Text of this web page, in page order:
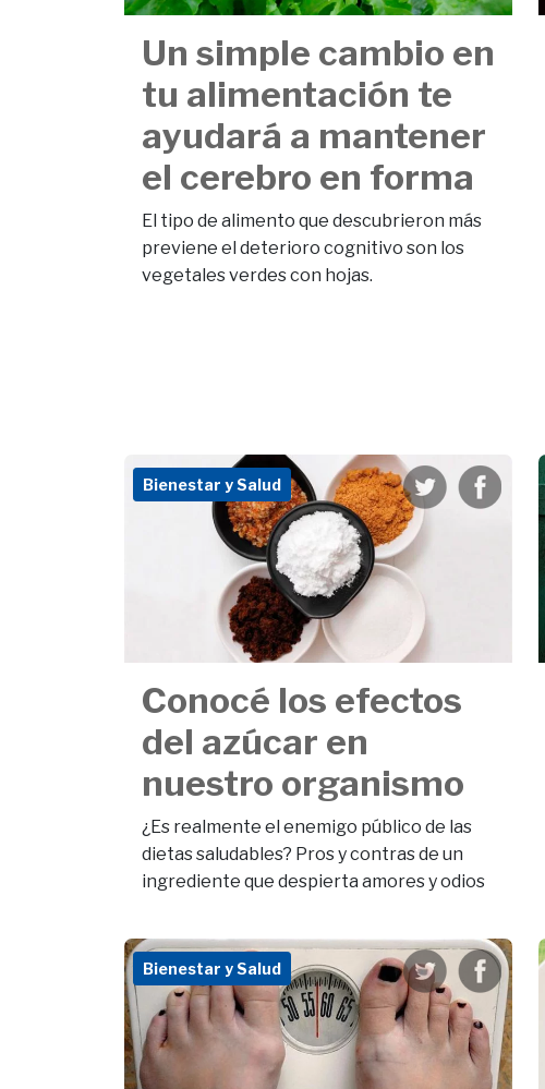
Un simple cambio en
tu alimentación te
ayudará a mantener
el cerebro en forma
El tipo de alimento que descubrieron más
previene el deterioro cognitivo son los
vegetales verdes con hojas.
Bienestar y Salud
Conocé los efectos
del azúcar en
nuestro organismo
¿Es realmente el enemigo público de las
dietas saludables? Pros y contras de un
ingrediente que despierta amores y odios
Bienestar y Salud